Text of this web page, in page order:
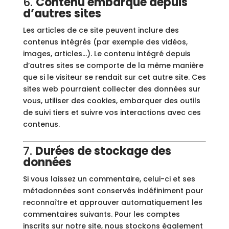
d’autres sites
Les articles de ce site peuvent inclure des
contenus intégrés (par exemple des vidéos,
images, articles…). Le contenu intégré depuis
d’autres sites se comporte de la même manière
que si le visiteur se rendait sur cet autre site. Ces
sites web pourraient collecter des données sur
vous, utiliser des cookies, embarquer des outils
de suivi tiers et suivre vos interactions avec ces
contenus.
7. Durées de stockage des
données
Si vous laissez un commentaire, celui-ci et ses
métadonnées sont conservés indéfiniment pour
reconnaître et approuver automatiquement les
commentaires suivants. Pour les comptes
inscrits sur notre site, nous stockons également